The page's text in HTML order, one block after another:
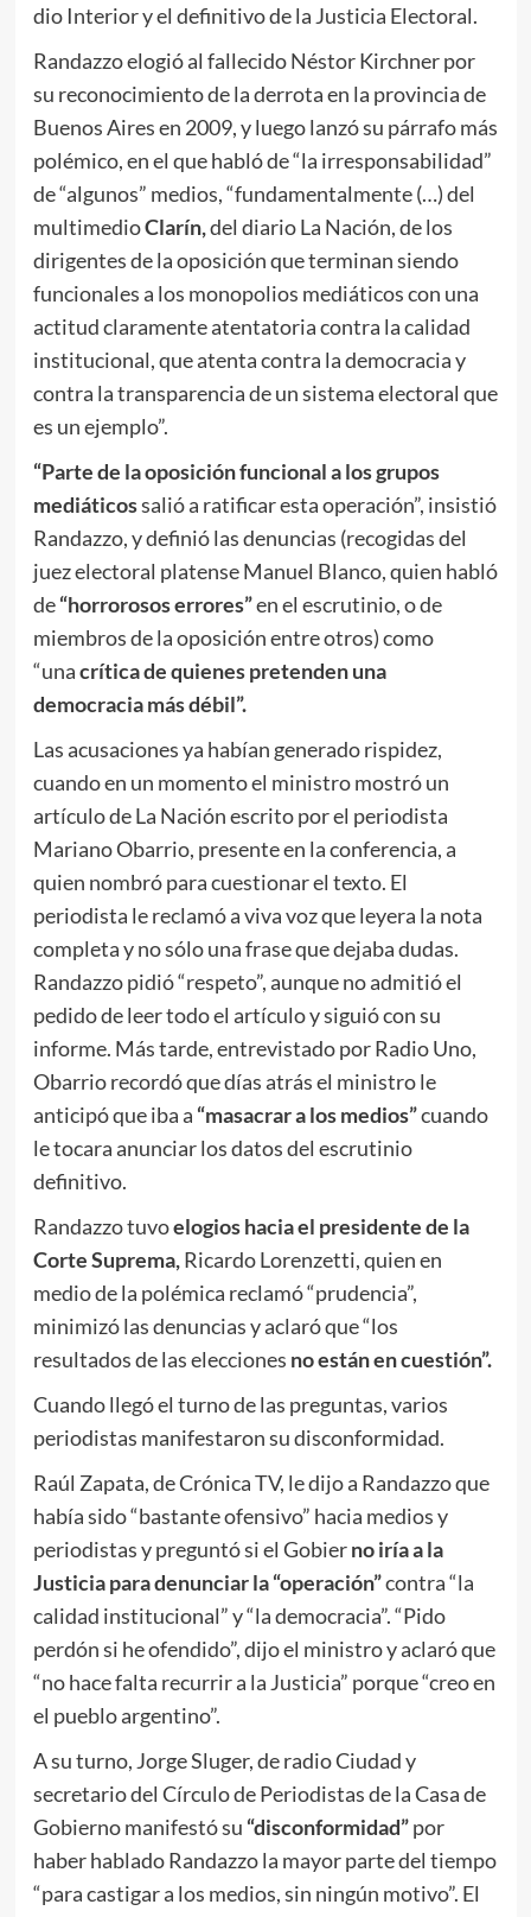
dio Interior y el definitivo de la Justicia Electoral.
Randazzo elogió al fallecido Néstor Kirchner por
su reconocimiento de la derrota en la provincia de
Buenos Aires en 2009, y luego lanzó su párrafo más
polémico, en el que habló de “la irresponsabilidad”
de “algunos” medios, “fundamentalmente (…) del
multimedioClarín,del diario La Nación, de los
dirigentes de la oposición que terminan siendo
funcionales a los monopolios mediáticos con una
actitud claramente atentatoria contra la calidad
institucional, que atenta contra la democracia y
contra la transparencia de un sistema electoral que
es un ejemplo”.
“Parte de la oposición funcional a los grupos
mediáticossalió a ratificar esta operación”, insistió
Randazzo, y definió las denuncias (recogidas del
juez electoral platense Manuel Blanco, quien habló
de“horrorosos errores”en el escrutinio, o de
miembros de la oposición entre otros) como
“unacrítica de quienes pretenden una
democracia más débil”.
Las acusaciones ya habían generado rispidez,
cuando en un momento el ministro mostró un
artículo de La Nación escrito por el periodista
Mariano Obarrio, presente en la conferencia, a
quien nombró para cuestionar el texto. El
periodista le reclamó a viva voz que leyera la nota
completa y no sólo una frase que dejaba dudas.
Randazzo pidió “respeto”, aunque no admitió el
pedido de leer todo el artículo y siguió con su
informe. Más tarde, entrevistado por Radio Uno,
Obarrio recordó que días atrás el ministro le
anticipó que iba a “masacrar a los medios”cuando
le tocara anunciar los datos del escrutinio
definitivo.
Randazzo tuvoelogios hacia el presidente de la
Corte Suprema,Ricardo Lorenzetti, quien en
medio de la polémica reclamó “prudencia”,
minimizó las denuncias y aclaró que “los
resultados de las elecciones no están en cuestión”.
Cuando llegó el turno de las preguntas, varios
periodistas manifestaron su disconformidad.
Raúl Zapata, de Crónica TV, le dijo a Randazzo que
había sido “bastante ofensivo” hacia medios y
periodistas y preguntó si el Gobierno iría a la
Justicia para denunciar la “operación”contra “la
calidad institucional” y “la democracia”. “Pido
perdón si he ofendido”, dijo el ministro y aclaró que
“no hace falta recurrir a la Justicia” porque “creo en
el pueblo argentino”.
A su turno, Jorge Sluger, de radio Ciudad y
secretario del Círculo de Periodistas de la Casa de
Gobierno manifestó su “disconformidad”por
haber hablado Randazzo la mayor parte del tiempo
“para castigar a los medios, sin ningún motivo”. El